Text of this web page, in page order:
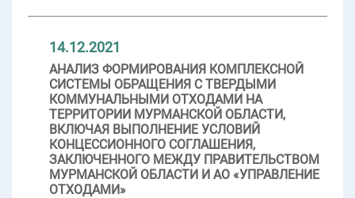
14.12.2021
АНАЛИЗ ФОРМИРОВАНИЯ КОМПЛЕКСНОЙ
СИСТЕМЫ ОБРАЩЕНИЯ С ТВЕРДЫМИ
КОММУНАЛЬНЫМИ ОТХОДАМИ НА
ТЕРРИТОРИИ МУРМАНСКОЙ ОБЛАСТИ,
ВКЛЮЧАЯ ВЫПОЛНЕНИЕ УСЛОВИЙ
КОНЦЕССИОННОГО СОГЛАШЕНИЯ,
ЗАКЛЮЧЕННОГО МЕЖДУ ПРАВИТЕЛЬСТВОМ
МУРМАНСКОЙ ОБЛАСТИ И АО «УПРАВЛЕНИЕ
ОТХОДАМИ»